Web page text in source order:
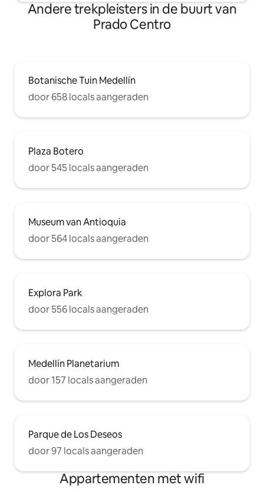
Andere trekpleisters in de buurt van
Prado Centro
Botanische Tuin Medellín
door 658 locals aangeraden
Plaza Botero
door 545 locals aangeraden
Museum van Antioquia
door 564 locals aangeraden
Explora Park
door 556 locals aangeraden
Medellín Planetarium
door 157 locals aangeraden
Parque de Los Deseos
door 97 locals aangeraden
Appartementen met wifi